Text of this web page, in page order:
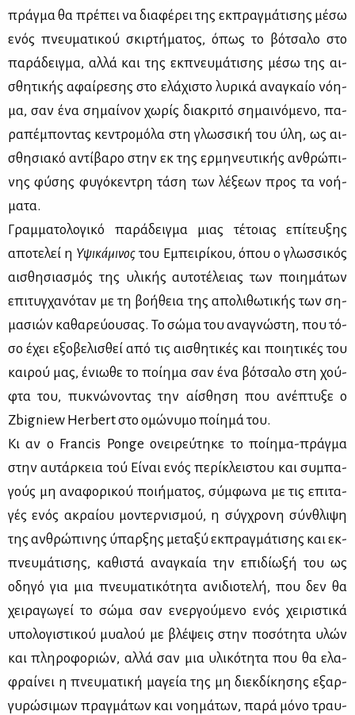
πράγ­μα θα πρέ­πει να δια­φέ­ρει της εκ­πραγ­μά­τι­σης μέ­σω
ενός πνευ­μα­τι­κού σκιρ­τή­μα­τος, όπως το βό­τσα­λο στο
πα­ρά­δειγ­μα, αλ­λά και της εκ­πνευ­μά­τι­σης μέ­σω της αι­
σθη­τι­κής αφαί­ρε­σης στο ελά­χι­στο λυ­ρι­κά ανα­γκαίο νό­η­
μα, σαν ένα ση­μαί­νον χω­ρίς δια­κρι­τό ση­μαι­νό­με­νο, πα­
ρα­πέ­μπο­ντας κε­ντρο­μό­λα στη γλωσ­σι­κή του ύλη, ως αι­
σθη­σια­κό αντί­βα­ρο στην εκ της ερ­μη­νευ­τι­κής αν­θρώ­πι­
νης φύ­σης φυ­γό­κε­ντρη τά­ση των λέ­ξε­ων προς τα νο­ή­
μα­τα.
Γραμ­μα­το­λο­γι­κό πα­ρά­δειγ­μα μιας τέ­τοιας επί­τευ­ξης
απο­τε­λεί η Υψι­κά­μι­νος του Εμπει­ρί­κου, όπου ο γλωσ­σι­κός
αι­σθη­σια­σμός της υλι­κής αυ­το­τέ­λειας των ποι­η­μά­των
επι­τυγ­χα­νό­ταν με τη βο­ή­θεια της απο­λι­θω­τι­κής των ση­
μα­σιών κα­θα­ρεύ­ου­σας. Το σώ­μα του ανα­γνώ­στη, που τό­
σο έχει εξο­βε­λι­σθεί από τις αι­σθη­τι­κές και ποι­η­τι­κές του
και­ρού μας, ένιω­θε το ποί­η­μα σαν ένα βό­τσα­λο στη χού­
φτα του, πυ­κνώ­νο­ντας την αί­σθη­ση που ανέ­πτυ­ξε ο
Zbigniew Herbert στο ομώ­νυ­μο ποί­η­μά του.
Κι αν ο Francis Ponge ονει­ρεύ­τη­κε το ποί­η­μα-πράγ­μα
στην αυ­τάρ­κεια τού Εί­ναι ενός πε­ρί­κλει­στου και συ­μπα­
γούς μη ανα­φο­ρι­κού ποι­ή­μα­τος, σύμ­φω­να με τις επι­τα­
γές ενός ακραί­ου μο­ντερ­νι­σμού, η σύγ­χρο­νη σύν­θλι­ψη
της αν­θρώ­πι­νης ύπαρ­ξης με­τα­ξύ εκ­πραγ­μά­τι­σης και εκ­
πνευ­μά­τι­σης, κα­θι­στά ανα­γκαία την επι­δί­ω­ξή του ως
οδη­γό για μια πνευ­μα­τι­κό­τη­τα ανι­διο­τε­λή, που δεν θα
χει­ρα­γω­γεί το σώ­μα σαν ενερ­γού­με­νο ενός χει­ρι­στι­κά
υπο­λο­γι­στι­κού μυα­λού με βλέ­ψεις στην πο­σό­τη­τα υλών
και πλη­ρο­φο­ριών, αλ­λά σαν μια υλι­κό­τη­τα που θα ελα­
φραί­νει η πνευ­μα­τι­κή μα­γεία της μη διεκ­δί­κη­σης εξαρ­
γυ­ρώ­σι­μων πραγ­μά­των και νοη­μά­των, πα­ρά μό­νο τραυ­